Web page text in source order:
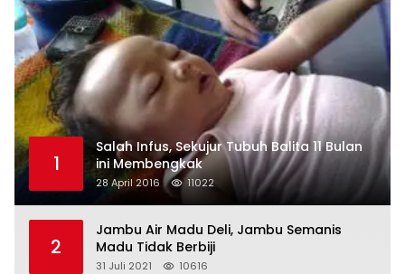
1
Salah Infus, Sekujur Tubuh Balita 11 Bulan
ini Membengkak
28 April 2016 11022
2
Jambu Air Madu Deli, Jambu Semanis
Madu Tidak Berbiji
31 Juli 2021 10616